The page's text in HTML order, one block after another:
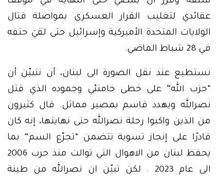
عقائدي لتغليب القرار العسكري بمواصلة قتال
الولايات المتحدة الأميركية وإسرائيل حتى لقيَ حتفه
في 28 شباط الماضي.
نستطيع عند نقل الصورة الى لبنان، أن نتبيّن أن
“حزب الله” على خطى خامنئي وجموده الذي قتل
نصرالله ويهدد قاسم بمصير مماثل. قال كثيرون
من الذين واكبوا رحلة نصرالله حتى نهايتها، إنه كان
قادرًا على إنجاز تسوية تتضمن “تجرّع السم” بما
يحفظ لبنان من الاهوال التي توالت منذ حرب 2006
الى عام 2023 . لكن تبيّن ان نصرالله من طينة